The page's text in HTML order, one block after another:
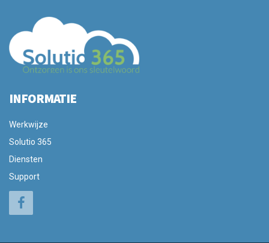
INFORMATIE
Werkwijze
Solutio 365
Diensten
Support